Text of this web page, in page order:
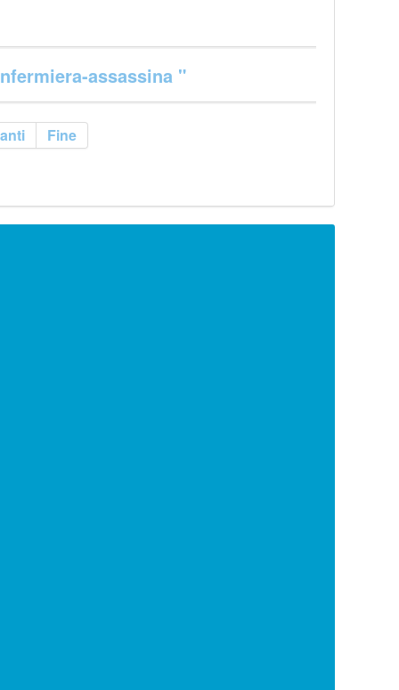
assassina "
Fine